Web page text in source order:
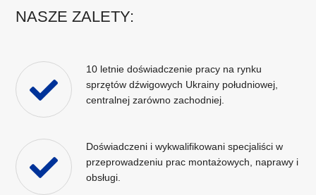
NASZE ZALETY:
10 letnie doświadczenie pracy na rynku
sprzętów dźwigowych Ukrainy południowej,
centralnej zarówno zachodniej.
Doświadczeni i wykwalifikowani specjaliści w
przeprowadzeniu prac montażowych, naprawy i
obsługi.